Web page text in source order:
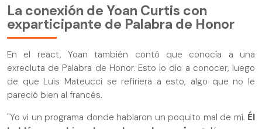
La conexión de Yoan Curtis con
exparticipante de Palabra de Honor
En el react, Yoan también contó que conocía a una
exrecluta de Palabra de Honor. Esto lo dio a conocer, luego
de que Luis Mateucci se refiriera a esto, algo que no le
pareció bien al francés.
"Yo vi un programa donde hablaron un poquito mal de mí. Él